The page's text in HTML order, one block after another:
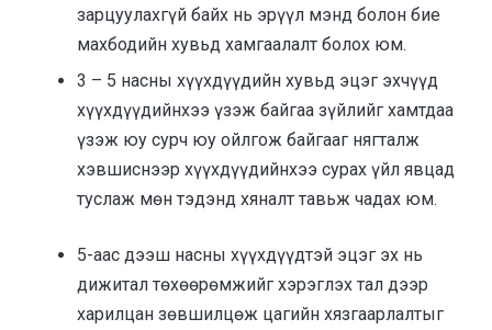
зарцуулахгүй байх нь эрүүл мэнд болон бие
махбодийн хувьд хамгаалалт болох юм.
3 – 5 насны хүүхдүүдийн хувьд эцэг эхчүүд
хүүхдүүдийнхээ үзэж байгаа зүйлийг хамтдаа
үзэж юу сурч юу ойлгож байгааг нягталж
хэвшиснээр хүүхдүүдийнхээ сурах үйл явцад
туслаж мөн тэдэнд хяналт тавьж чадах юм.
5-аас дээш насны хүүхдүүдтэй эцэг эх нь
дижитал төхөөрөмжийг хэрэглэх тал дээр
харилцан зөвшилцөж цагийн хязгаарлалтыг